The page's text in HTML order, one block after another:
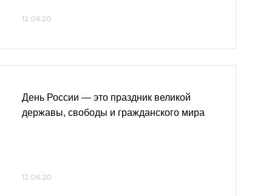
12.06.20
День России — это праздник великой
державы, свободы и гражданского мира
12.06.20